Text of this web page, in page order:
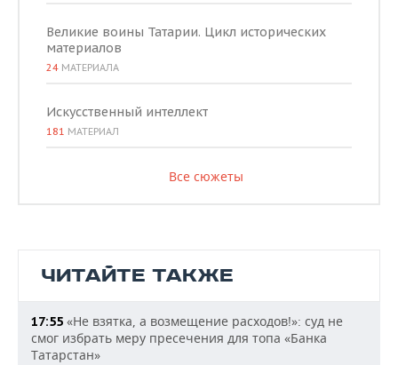
Великие воины Татарии. Цикл исторических
материалов
24 МАТЕРИАЛА
Искусственный интеллект
181 МАТЕРИАЛ
Все сюжеты
ЧИТАЙТЕ ТАКЖЕ
17:55 «Не взятка, а возмещение расходов!»: суд не
смог избрать меру пресечения для топа «Банка
Татарстан»